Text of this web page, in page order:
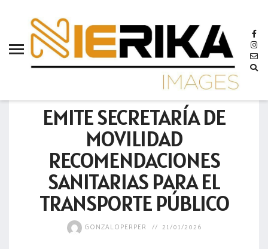
EMITE SECRETARÍA DE
MOVILIDAD
RECOMENDACIONES
SANITARIAS PARA EL
TRANSPORTE PÚBLICO
GONZALOPERPER 21/01/2026
aamtlax
abanderamiento